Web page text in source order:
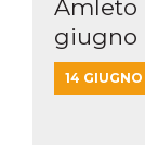
Amleto
giugno
14